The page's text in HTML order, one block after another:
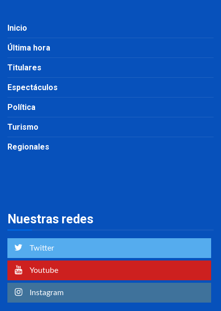
Inicio
Última hora
Titulares
Espectáculos
Política
Turismo
Regionales
Nuestras redes
Twitter
Youtube
Instagram